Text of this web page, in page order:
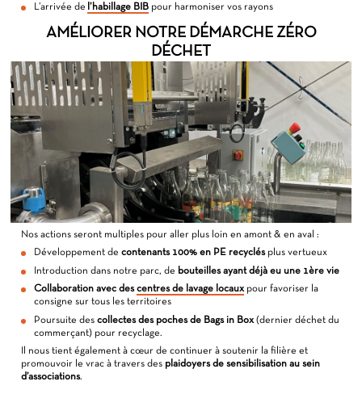
L’arrivée de l’habillage BIB pour harmoniser vos rayons
AMÉLIORER NOTRE DÉMARCHE ZÉRO
DÉCHET
Nos actions seront multiples pour aller plus loin en amont & en aval :
Développement decontenants 100% en PE recyclésplus vertueux
Introduction dans notre parc, de bouteilles ayant déjà eu une 1ère vie
Collaboration avec descentres de lavage locauxpour favoriser la
consigne sur tous les territoires
Poursuite descollectes des poches de Bags in Box(dernier déchet du
commerçant) pour recyclage.
Il nous tient également à cœur de continuer à soutenir la filière et
promouvoir le vrac à travers des plaidoyers de sensibilisation au sein
d’associations.